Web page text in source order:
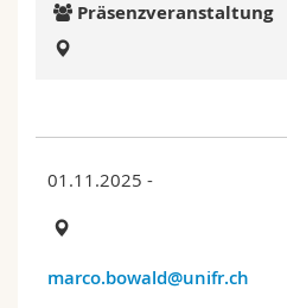
Math.-Nat. und Med. Fak.
Mitarbeitende
Webmail
Präsenzveranstaltung
01.11.2025 -
marco.bowald@unifr.ch